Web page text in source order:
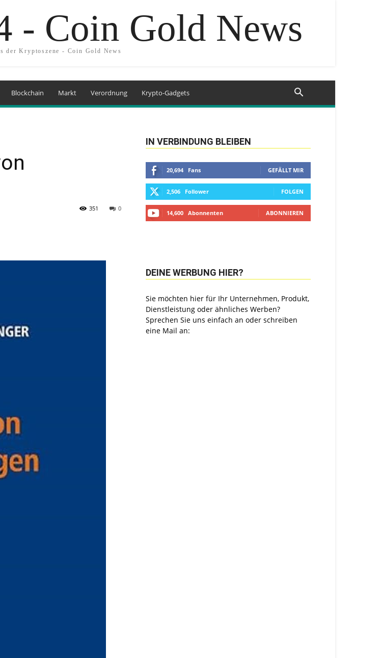
- Coin Gold News
der Kryptoszene - Coin Gold News
Blockchain Markt Verordnung Krypto-Gadgets
0
351
IN VERBINDUNG BLEIBEN
20,694 Fans GEFÄLLT MIR
2,506 Follower FOLGEN
14,600 Abonnenten ABONNIEREN
DEINE WERBUNG HIER?
Sie möchten hier für Ihr Unternehmen, Produkt,
Dienstleistung oder ähnliches Werben?
Sprechen Sie uns einfach an oder schreiben
eine Mail an: